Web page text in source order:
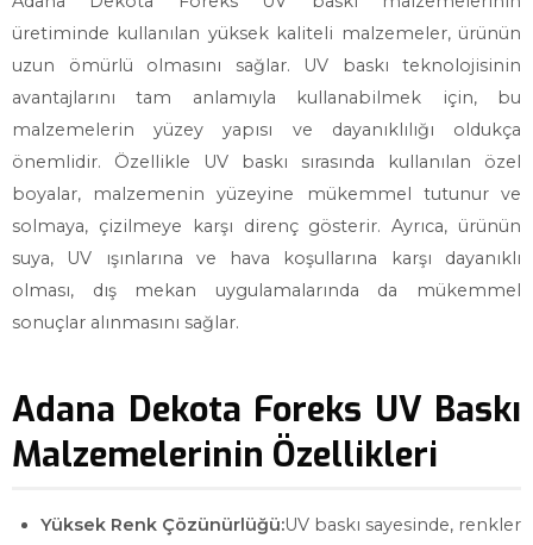
üretiminde kullanılan yüksek kaliteli malzemeler, ürünün
uzun ömürlü olmasını sağlar. UV baskı teknolojisinin
avantajlarını tam anlamıyla kullanabilmek için, bu
malzemelerin yüzey yapısı ve dayanıklılığı oldukça
önemlidir. Özellikle UV baskı sırasında kullanılan özel
boyalar, malzemenin yüzeyine mükemmel tutunur ve
solmaya, çizilmeye karşı direnç gösterir. Ayrıca, ürünün
suya, UV ışınlarına ve hava koşullarına karşı dayanıklı
olması, dış mekan uygulamalarında da mükemmel
sonuçlar alınmasını sağlar.
Adana Dekota Foreks UV Baskı
Malzemelerinin Özellikleri
Yüksek Renk Çözünürlüğü:UV baskı sayesinde, renkler